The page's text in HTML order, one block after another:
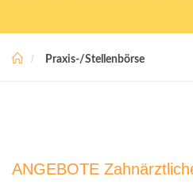
Praxis-/Stellenbörse
ANGEBOTE